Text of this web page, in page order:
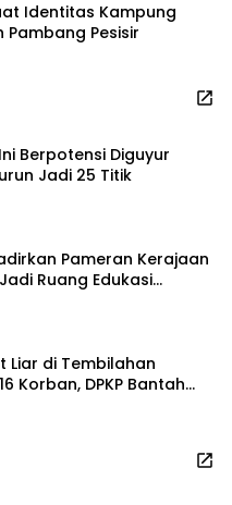
Identitas Kampung
Pambang Pesisir
Berpotensi Diguyur
Jadi 25 Titik
Pameran Kerajaan
Ruang Edukasi
Liar di Tembilahan
Korban, DPKP Bantah
Viral